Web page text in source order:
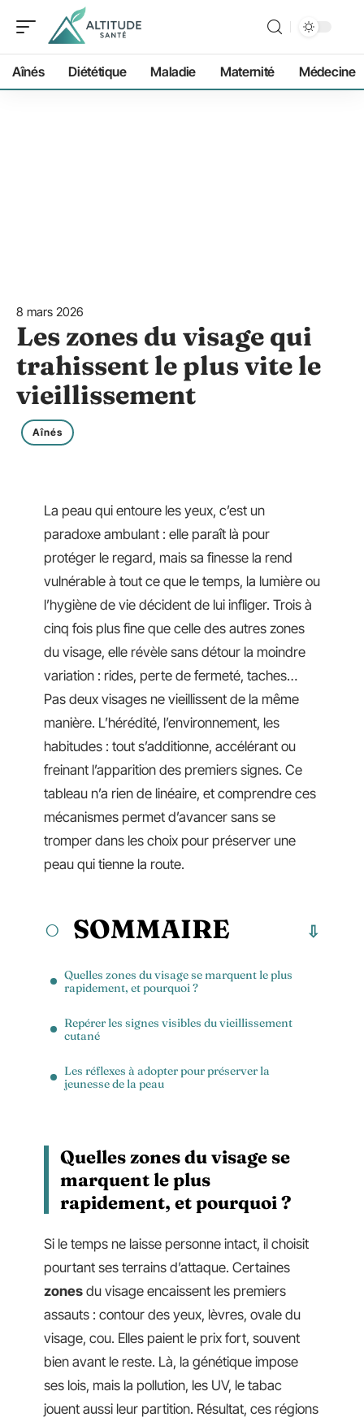
Aînés Diététique Maladie Maternité Médecine
8 mars 2026
Les zones du visage qui
trahissent le plus vite le
vieillissement
Aînés
La peau qui entoure les yeux, c’est un
paradoxe ambulant : elle paraît là pour
protéger le regard, mais sa finesse la rend
vulnérable à tout ce que le temps, la lumière ou
l’hygiène de vie décident de lui infliger. Trois à
cinq fois plus fine que celle des autres zones
du visage, elle révèle sans détour la moindre
variation : rides, perte de fermeté, taches…
Pas deux visages ne vieillissent de la même
manière. L’hérédité, l’environnement, les
habitudes : tout s’additionne, accélérant ou
freinant l’apparition des premiers signes. Ce
tableau n’a rien de linéaire, et comprendre ces
mécanismes permet d’avancer sans se
tromper dans les choix pour préserver une
peau qui tienne la route.
SOMMAIRE
Quelles zones du visage se marquent le plus
rapidement, et pourquoi ?
Repérer les signes visibles du vieillissement
cutané
Les réflexes à adopter pour préserver la
jeunesse de la peau
Quelles zones du visage se
marquent le plus
rapidement, et pourquoi ?
Si le temps ne laisse personne intact, il choisit
pourtant ses terrains d’attaque. Certaines
zones du visage encaissent les premiers
assauts : contour des yeux, lèvres, ovale du
visage, cou. Elles paient le prix fort, souvent
bien avant le reste. Là, la génétique impose
ses lois, mais la pollution, les UV, le tabac
jouent aussi leur partition. Résultat, ces régions